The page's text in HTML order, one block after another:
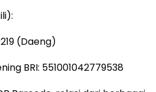
(Daeng)
BRI: 551001042779538